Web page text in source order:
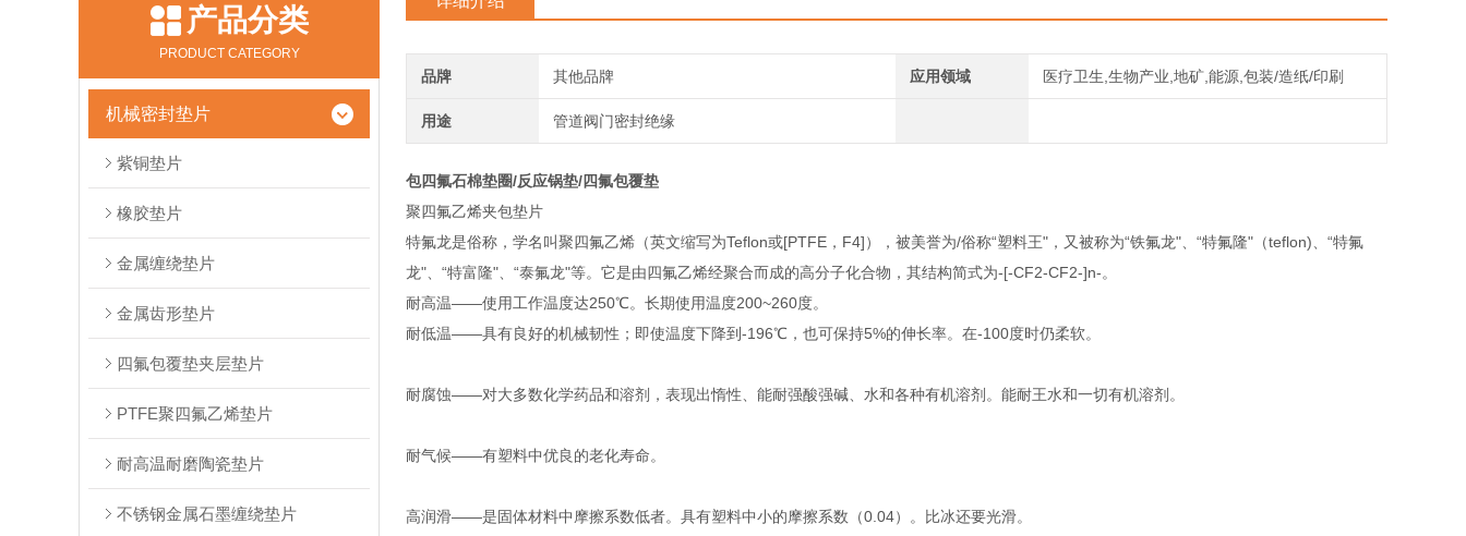
产品分类
PRODUCT CATEGORY
机械密封垫片
紫铜垫片
橡胶垫片
金属缠绕垫片
金属齿形垫片
四氟包覆垫夹层垫片
PTFE聚四氟乙烯垫片
耐高温耐磨陶瓷垫片
不锈钢金属石墨缠绕垫片
品牌 其他品牌 应用领域 医疗卫生,生物产业,地矿,能源,包装/造纸/印刷
用途 管道阀门密封绝缘
包四氟石棉垫圈/反应锅垫/四氟包覆垫
聚四氟乙烯夹包垫片
特氟龙是俗称，学名叫聚四氟乙烯（英文缩写为Teflon或[PTFE，F4]），被美誉为/俗称“塑料王"，又被称为“铁氟龙"、“特氟隆"（teflon)、“特氟
龙"、“特富隆"、“泰氟龙"等。它是由四氟乙烯经聚合而成的高分子化合物，其结构简式为-[-CF2-CF2-]n-。
耐高温——使用工作温度达250℃。长期使用温度200~260度。
耐低温——具有良好的机械韧性；即使温度下降到-196℃，也可保持5%的伸长率。在-100度时仍柔软。
耐腐蚀——对大多数化学药品和溶剂，表现出惰性、能耐强酸强碱、水和各种有机溶剂。能耐王水和一切有机溶剂。
耐气候——有塑料中优良的老化寿命。
高润滑——是固体材料中摩擦系数低者。具有塑料中小的摩擦系数（0.04）。比冰还要光滑。